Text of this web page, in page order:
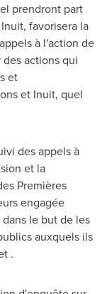
prendront part
favorisera la
à l'action de
actions qui
et
et Inuit, quel
des appels à
et la
Premières
engagée
le but de les
auxquels ils
.